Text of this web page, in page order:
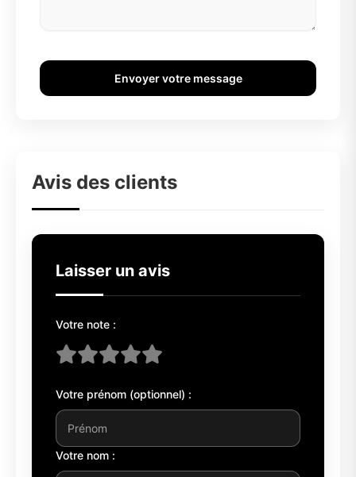
Envoyer votre message
Avis des clients
Laisser un avis
Votre note :
Votre prénom (optionnel) :
Votre nom :